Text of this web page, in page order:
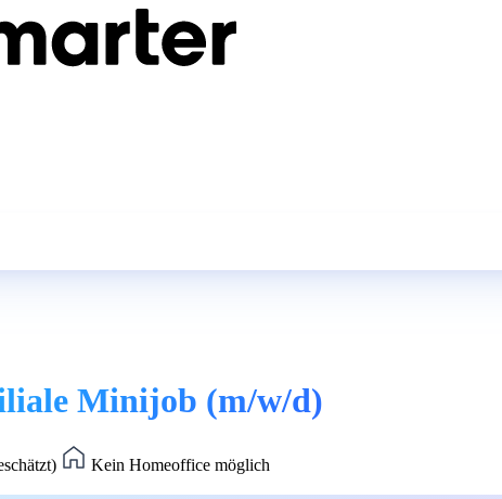
Minijob (m/w/d)
Kein Homeoffice möglich